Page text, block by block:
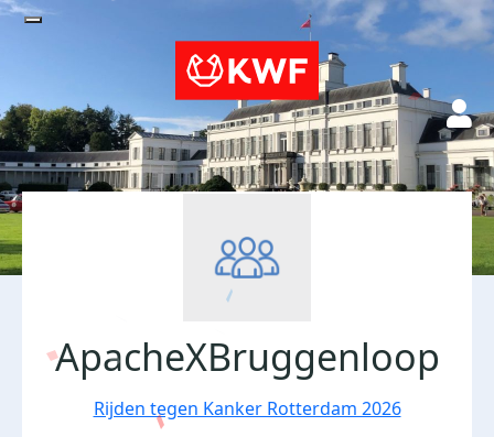
ApacheXBruggenloop
Rijden tegen Kanker Rotterdam 2026